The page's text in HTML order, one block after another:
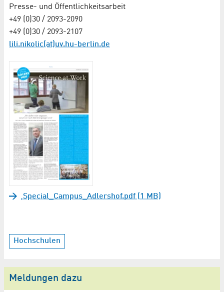
Presse- und Öffentlichkeitsarbeit
+49 (0)30 / 2093-2090
+49 (0)30 / 2093-2107
lili.nikolic(at)uv.hu-berlin.de
Special_Campus_Adlershof.pdf (1 MB)
Hochschulen
Meldungen dazu